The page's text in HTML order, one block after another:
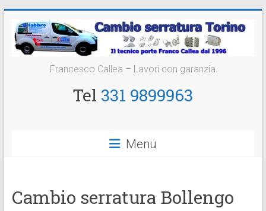
contenuto
Cambio
Serratura
Francesco Callea – Lavori con garanzia
Tel 331 9899963
Menu
Cambio serratura Bollengo